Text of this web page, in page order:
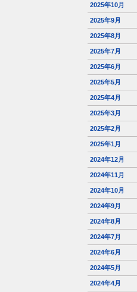
2025年10月
2025年9月
2025年8月
2025年7月
2025年6月
2025年5月
2025年4月
2025年3月
2025年2月
2025年1月
2024年12月
2024年11月
2024年10月
2024年9月
2024年8月
2024年7月
2024年6月
2024年5月
2024年4月